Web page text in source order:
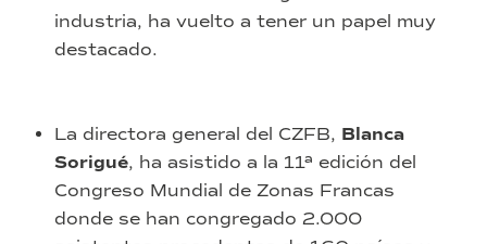
industria, ha vuelto a tener un papel muy
destacado.
La directora general del CZFB, Blanca
Sorigué, ha asistido a la 11ª edición del
Congreso Mundial de Zonas Francas
donde se han congregado 2.000